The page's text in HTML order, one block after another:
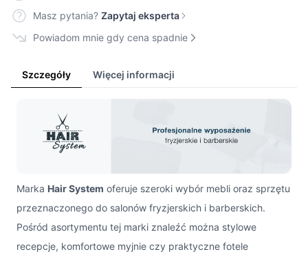
Masz pytania? Zapytaj eksperta
Powiadom mnie gdy cena spadnie
Szczegóły Więcej informacji
Marka Hair System oferuje szeroki wybór mebli oraz sprzętu
przeznaczonego do salonów fryzjerskich i barberskich.
Pośród asortymentu tej marki znaleźć można stylowe
recepcje, komfortowe myjnie czy praktyczne fotele